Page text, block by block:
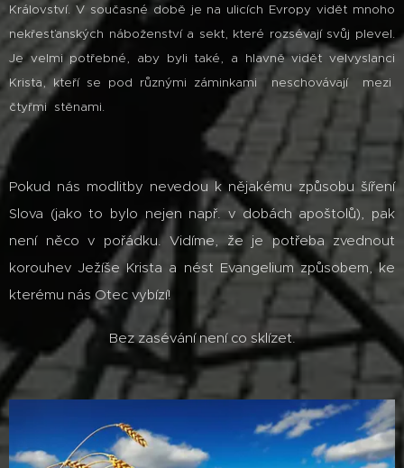
Království. V současné době je na ulicích Evropy vidět mnoho
nekřesťanských náboženství a sekt, které rozsévají svůj plevel.
Je velmi potřebné, aby byli také, a hlavně vidět velvyslanci
Krista, kteří se pod různými záminkami neschovávají mezi
čtyřmi stěnami.
Pokud nás modlitby nevedou k nějakému způsobu šíření
Slova (jako to bylo nejen např. v dobách apoštolů), pak
není něco v pořádku. Vidíme, že je potřeba zvednout
korouhev Ježíše Krista a nést Evangelium způsobem, ke
kterému nás Otec vybízí!
Bez zasévání není co sklízet.